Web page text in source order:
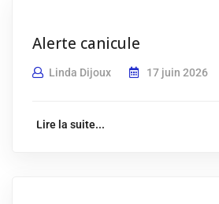
Alerte canicule
Linda Dijoux 17 juin 2026
Lire la suite...